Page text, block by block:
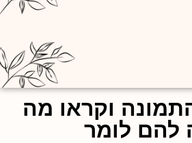
וקראו מה
להם לומר